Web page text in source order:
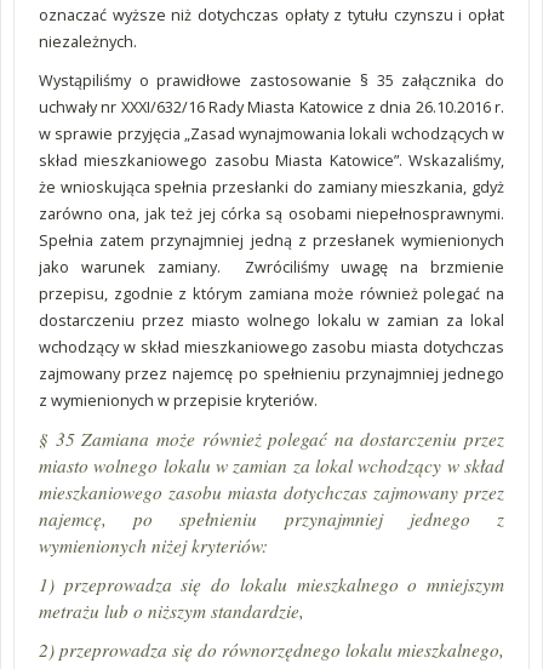
oznaczać wyższe niż dotychczas opłaty z tytułu czynszu i opłat
niezależnych.
Wystąpiliśmy o prawidłowe zastosowanie § 35 załącznika do
uchwały nr XXXI/632/16 Rady Miasta Katowice z dnia 26.10.2016 r.
w sprawie przyjęcia „Zasad wynajmowania lokali wchodzących w
skład mieszkaniowego zasobu Miasta Katowice”. Wskazaliśmy,
że wnioskująca spełnia przesłanki do zamiany mieszkania, gdyż
zarówno ona, jak też jej córka są osobami niepełnosprawnymi.
Spełnia zatem przynajmniej jedną z przesłanek wymienionych
jako warunek zamiany. Zwróciliśmy uwagę na brzmienie
przepisu, zgodnie z którym zamiana może również polegać na
dostarczeniu przez miasto wolnego lokalu w zamian za lokal
wchodzący w skład mieszkaniowego zasobu miasta dotychczas
zajmowany przez najemcę po spełnieniu przynajmniej jednego
z wymienionych w przepisie kryteriów.
§ 35 Zamiana może również polegać na dostarczeniu przez
miasto wolnego lokalu w zamian za lokal wchodzący w skład
mieszkaniowego zasobu miasta dotychczas zajmowany przez
najemcę, po spełnieniu przynajmniej jednego z
wymienionych niżej kryteriów:
1) przeprowadza się do lokalu mieszkalnego o mniejszym
metrażu lub o niższym standardzie,
2) przeprowadza się do równorzędnego lokalu mieszkalnego,